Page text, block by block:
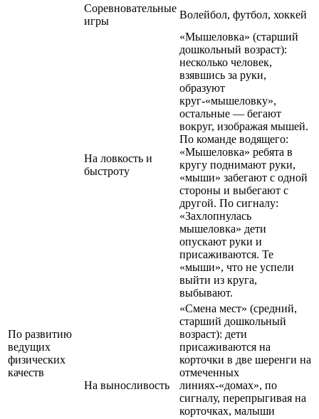
Соревновательные
игры
Волейбол, футбол, хоккей
По развитию
ведущих
физических
качеств
На ловкость и
быстроту
«Мышеловка» (старший
дошкольный возраст):
несколько человек,
взявшись за руки,
образуют
круг-«мышеловку»,
остальные — бегают
вокруг, изображая мышей.
По команде водящего:
«Мышеловка» ребята в
кругу поднимают руки,
«мыши» забегают с одной
стороны и выбегают с
другой. По сигналу:
«Захлопнулась
мышеловка» дети
опускают руки и
присаживаются. Те
«мыши», что не успели
выйти из круга,
выбывают.
На выносливость
«Смена мест» (средний,
старший дошкольный
возраст): дети
присаживаются на
корточки в две шеренги на
отмеченных
линиях-«домах», по
сигналу, перепрыгивая на
корточках, малыши